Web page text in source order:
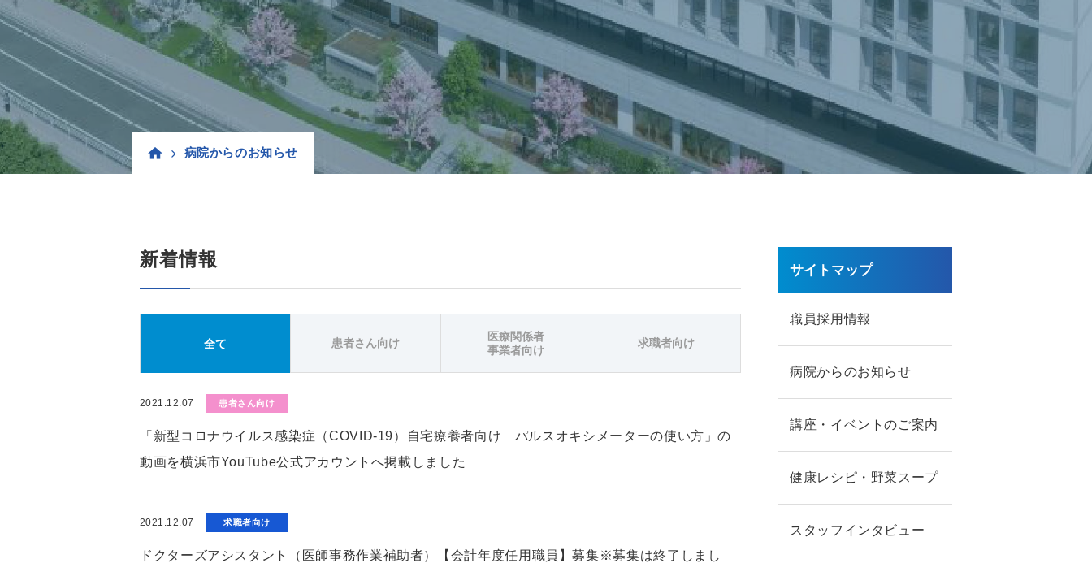
病院からのお知らせ
新着情報
全て 患者さん向け
医療関係者
事業者向け
求職者向け
2021.12.07 患者さん向け
「新型コロナウイルス感染症（COVID-19）自宅療養者向け パルスオキシメーターの使い方」の
動画を横浜市YouTube公式アカウントへ掲載しました
2021.12.07 求職者向け
ドクターズアシスタント（医師事務作業補助者）【会計年度任用職員】募集※募集は終了しまし
サイトマップ
職員採用情報
病院からのお知らせ
講座・イベントのご案内
健康レシピ・野菜スープ
スタッフインタビュー